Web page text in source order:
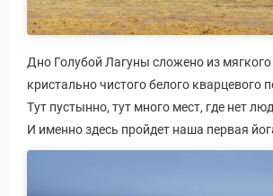
Дно Голубой Лагуны сложено из мягкого
кристально чистого белого кварцевого
Тут пустынно, тут много мест, где нет
И именно здесь пройдет наша первая